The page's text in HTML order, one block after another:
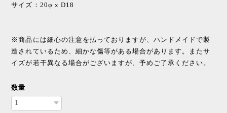
サイズ：20φ x D18
※商品には細心の注意を払っておりますが、ハンドメイドで製
造されているため、細かな傷等がある場合があります。またサ
イズが若干異なる場合がございますが、予めご了承ください。
数量